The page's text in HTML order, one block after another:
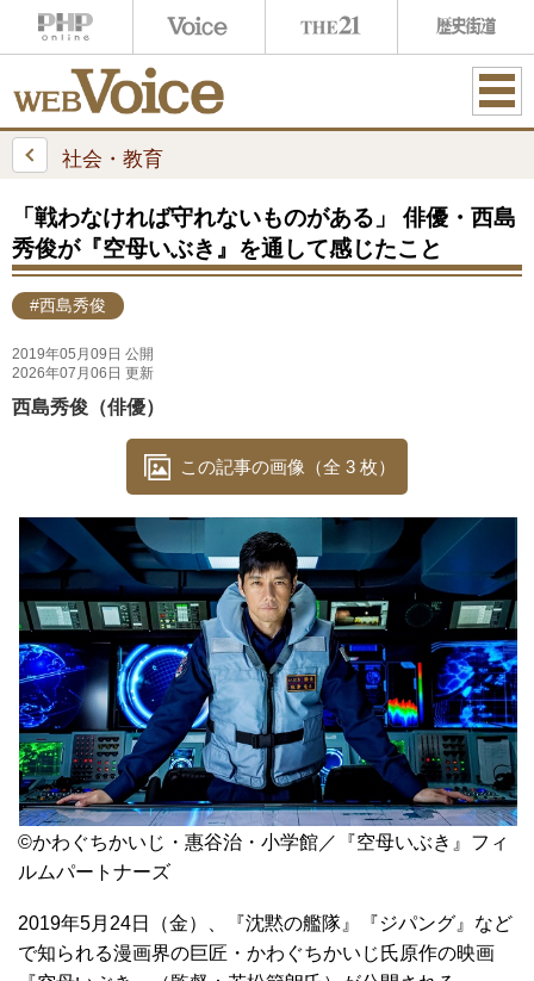
ME
社会・教育
「戦わなければ守れないものがある」 俳優・西島
秀俊が『空母いぶき』を通して感じたこと
#西島秀俊
2019年05月09日 公開
2026年07月06日 更新
西島秀俊（俳優）
この記事の画像（全 3 枚）
©かわぐちかいじ・惠谷治・小学館／『空母いぶき』フィ
ルムパートナーズ
2019年5月24日（金）、『沈黙の艦隊』『ジパング』など
で知られる漫画界の巨匠・かわぐちかいじ氏原作の映画